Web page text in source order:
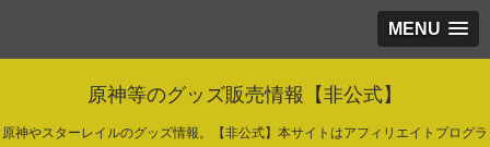
MENU
原神等のグッズ販売情報【非公式】
原神やスターレイルのグッズ情報。【非公式】本サイトはアフィリエイトプログラ